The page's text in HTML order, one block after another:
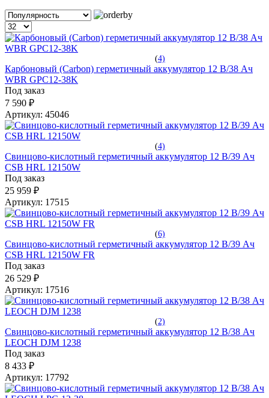
(4)
Карбоновый (Carbon) герметичный аккумулятор 12 В/38 Ач
WBR GPC12-38K
Под заказ
7 590 ₽
Артикул: 45046
(4)
Свинцово-кислотный герметичный аккумулятор 12 В/39 Ач
CSB HRL 12150W
Под заказ
25 959 ₽
Артикул: 17515
(6)
Свинцово-кислотный герметичный аккумулятор 12 В/39 Ач
CSB HRL 12150W FR
Под заказ
26 529 ₽
Артикул: 17516
(2)
Свинцово-кислотный герметичный аккумулятор 12 В/38 Ач
LEOCH DJM 1238
Под заказ
8 433 ₽
Артикул: 17792